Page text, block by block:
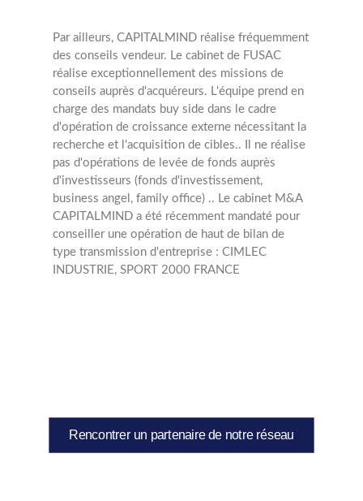
Par ailleurs, CAPITALMIND réalise fréquemment
des conseils vendeur. Le cabinet de FUSAC
réalise exceptionnellement des missions de
conseils auprès d'acquéreurs. L'équipe prend en
charge des mandats buy side dans le cadre
d'opération de croissance externe nécessitant la
recherche et l'acquisition de cibles..
Il ne réalise
pas d'opérations de levée de fonds auprès
d'investisseurs (fonds d'investissement,
business angel, family office) .. Le cabinet M&A
CAPITALMIND a été récemment mandaté pour
conseiller une opération de haut de bilan de
type transmission d'entreprise : CIMLEC
INDUSTRIE, SPORT 2000 FRANCE
Rencontrer un partenaire de notre réseau